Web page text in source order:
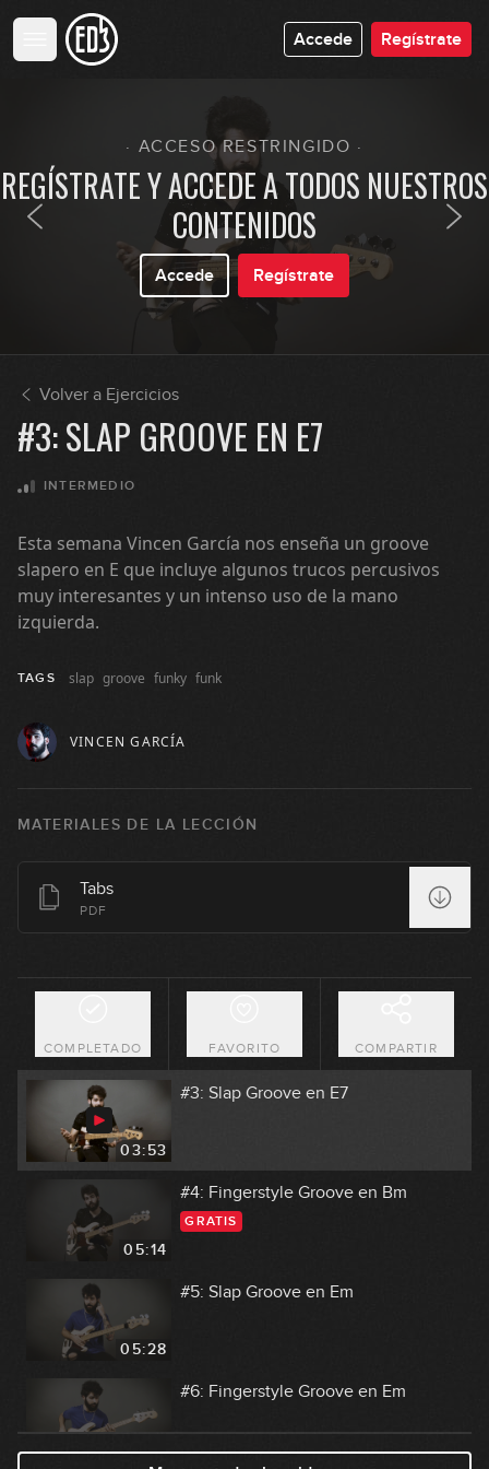
Accede Regístrate
· ACCESO RESTRINGIDO ·
REGÍSTRATE Y ACCEDE A TODOS NUESTROS
CONTENIDOS
Accede Regístrate
Volver a Ejercicios
#3: SLAP GROOVE EN E7
INTERMEDIO
Esta semana Vincen García nos enseña un groove
slapero en E que incluye algunos trucos percusivos
muy interesantes y un intenso uso de la mano
izquierda.
TAGS slap groove funky funk
VINCEN GARCÍA
MATERIALES DE LA LECCIÓN
Tabs
PDF
COMPLETADO FAVORITO COMPARTIR
03:46
#2: Fingerstyle Groove en E
03:53
#3: Slap Groove en E7
05:14
#4: Fingerstyle Groove en Bm
GRATIS
05:28
#5: Slap Groove en Em
05:51
#6: Fingerstyle Groove en Em